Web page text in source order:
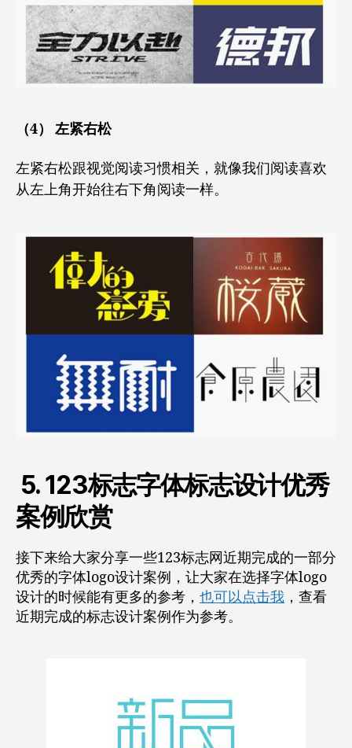
（4） 左紧右松
左紧右松跟视觉阅读习惯相关，就像我们阅读喜欢
从左上角开始往右下角阅读一样。
5. 123标志字体标志设计优秀
案例欣赏
接下来给大家分享一些123标志网近期完成的一部分
优秀的字体logo设计案例，让大家在选择字体logo
设计的时候能有更多的参考， 也可以点击我 ，查看
近期完成的标志设计案例作为参考。